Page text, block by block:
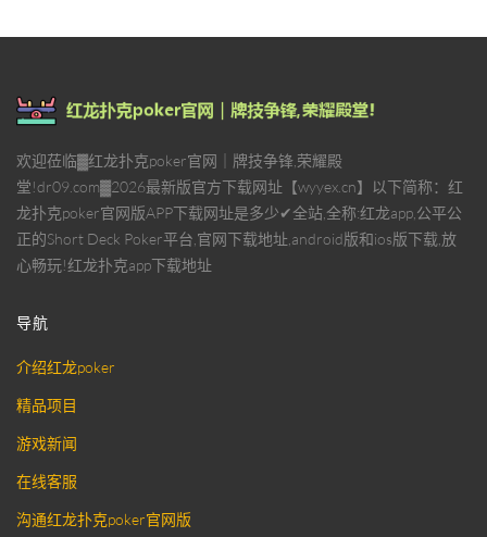
欢迎莅临▓红龙扑克poker官网｜牌技争锋,荣耀殿
堂!dr09.com▓2026最新版官方下载网址【wyyex.cn】以下简称：红
龙扑克poker官网版APP下载网址是多少✔全站,全称:红龙app,公平公
正的Short Deck Poker平台,官网下载地址,android版和ios版下载,放
心畅玩!红龙扑克app下载地址
导航
介绍红龙poker
精品项目
游戏新闻
在线客服
沟通红龙扑克poker官网版